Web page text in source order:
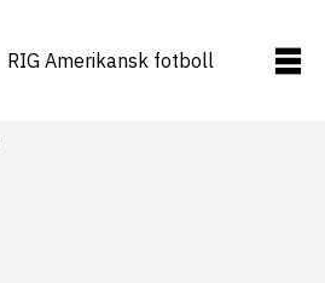
RIG Amerikansk fotboll